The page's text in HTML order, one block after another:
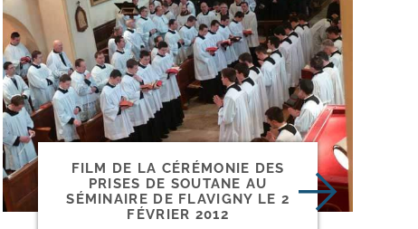
FILM DE LA CÉRÉMONIE DES
PRISES DE SOUTANE AU
SÉMINAIRE DE FLAVIGNY LE 2
FÉVRIER 2012